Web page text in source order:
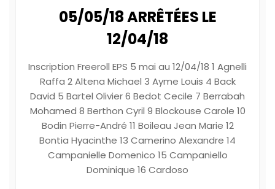
05/05/18 ARRÊTÉES LE
12/04/18
Inscription Freeroll EPS 5 mai au 12/04/18 1 Agnelli
Raffa 2 Altena Michael 3 Ayme Louis 4 Back
David 5 Bartel Olivier 6 Bedot Cecile 7 Berrabah
Mohamed 8 Berthon Cyril 9 Blockouse Carole 10
Bodin Pierre-André 11 Boileau Jean Marie 12
Bontia Hyacinthe 13 Camerino Alexandre 14
Campanielle Domenico 15 Campaniello
Dominique 16 Cardoso